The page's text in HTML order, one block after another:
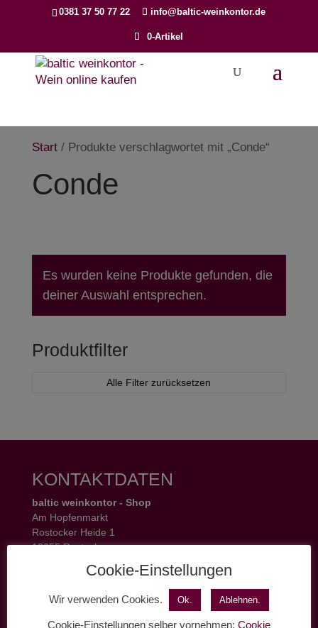
0381 37 50 77 22 info@baltic-weinkontor.de
0-Artikel
search
Start/ Produkte verschlagwortet mit „Conde“
Conde
Es wurden keine Produkte gefunden, die
deiner Auswahl entsprechen.
Produktfilter
Alle Filter zurücksetzen
KONTAKTDATEN
baltic weinkontor - Shop
Am Hopfenmarkt
Rostocker Heide 1
18055 Rostock
Tel.: 0381 37 50 77 22
Öffnungszeiten:
Sa 11 - 17 Uhr
Cookie-Einstellungen
Wir verwenden Cookies. Ok. Ablehnen.
Cookie-Einstellungen selber vornehmen: Cookie